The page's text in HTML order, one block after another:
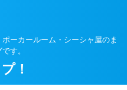
ーカールーム・シーシャ屋のま
す。
！